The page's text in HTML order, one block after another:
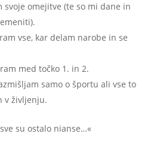
svoje omejitve (te so mi dane in
vse, kar delam narobe in se
med točko 1. in 2.
samo o športu ali vse to
v življenju.
su ostalo nianse…«